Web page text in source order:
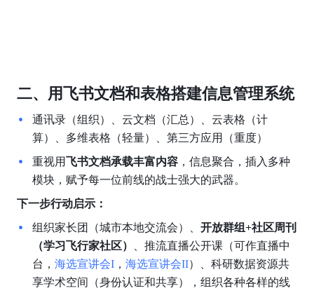
二、用飞书文档和表格搭建信息管理系统
通讯录（组织）、云文档（汇总）、云表格（计
算）、多维表格（轻量）、第三方应用（重度）
重视用飞书文档承载丰富内容，信息聚合，插入多种
模块，赋予每一位前线的战士强大的武器。
下一步行动启示：
组织家长团（城市本地交流会）、 开放群组+社区周刊
（学习飞行家社区）
、推流直播公开课（可作直播中
台， 海选宣讲会I， 海选宣讲会II）、科研数据资源共
享学术空间（身份认证和共享），组织各种各样的线